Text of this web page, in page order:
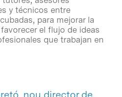
y técnicos entre
para mejorar la
el flujo de ideas
que trabajan en
nou director de